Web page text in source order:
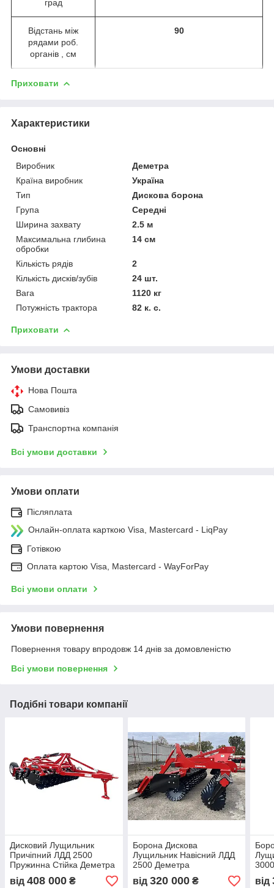
град
Відстань між
рядами роб.
органів , см
90
Приховати
Характеристики
Основні
Виробник
Деметра
Країна виробник
Україна
Тип
Дискова борона
Група
Середні
Ширина захвату
2.5 м
Максимальна глибина
обробки
14 см
Кількість рядів
2
Кількість дисків/зубів
24 шт.
Вага
1120 кг
Потужність трактора
82 к. с.
Приховати
Умови доставки
Нова Пошта
Самовивіз
Транспортна компанія
Всі умови доставки
Умови оплати
Післяплата
Онлайн-оплата карткою Visa, Mastercard - LiqPay
Готівкою
Оплата картою Visa, Mastercard - WayForPay
Всі умови оплати
Умови повернення
Повернення товару впродовж 14 днів за домовленістю
Всі умови повернення
Подібні товари компанії
Дисковий Лущильник
Причіпний ЛДД 2500
Пружинна Стійка Деметра
від 408 000 ₴
Борона Дискова
Лущильник Навісний ЛДД
2500 Деметра
від 320 000₴ від